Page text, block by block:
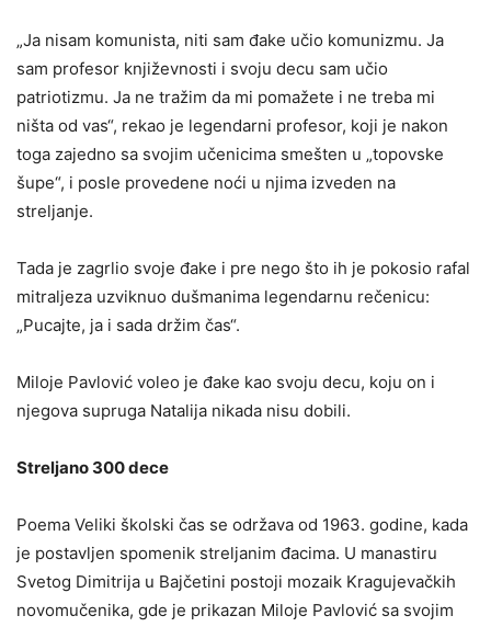
„Ja nisam komunista, niti sam đake učio komunizmu. Ja
sam profesor književnosti i svoju decu sam učio
patriotizmu. Ja ne tražim da mi pomažete i ne treba mi
ništa od vas“, rekao je legendarni profesor, koji je nakon
toga zajedno sa svojim učenicima smešten u „topovske
šupe“, i posle provedene noći u njima izveden na
streljanje.
Tada je zagrlio svoje đake i pre nego što ih je pokosio rafal
mitraljeza uzviknuo dušmanima legendarnu rečenicu:
„Pucajte, ja i sada držim čas“.
Miloje Pavlović voleo je đake kao svoju decu, koju on i
njegova supruga Natalija nikada nisu dobili.
Streljano 300 dece
Poema Veliki školski čas se održava od 1963. godine, kada
je postavljen spomenik streljanim đacima. U manastiru
Svetog Dimitrija u Bajčetini postoji mozaik Kragujevačkih
novomučenika, gde je prikazan Miloje Pavlović sa svojim